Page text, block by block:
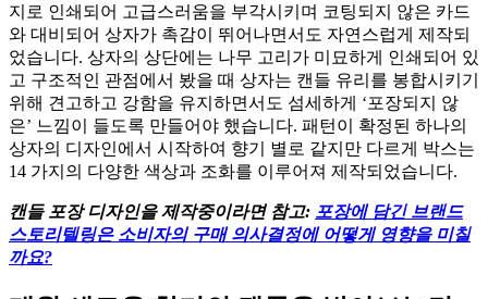
지로 인쇄되어 고급스러움을 부각시키며 코팅되지 않은 카드
와 대비되어 상자가 촉감이 뛰어나면서도 자연스럽게 제작되
었습니다. 상자의 상단에는 나무 고리가 미묘하게 인쇄되어 있
고 구조적인 관점에서 봤을 때 상자는 캔들 유리를 봉합시키기
위해 견고하고 강함을 유지하면서도 섬세하게 ‘포장되지 않
은’ 느낌이 들도록 만들어야 했습니다. 패턴이 확정된 하나의
상자의 디자인에서 시작하여 향기 별로 같지만 다르게 박스는
14 가지의 다양한 색상과 조화를 이루어져 제작되었습니다.
캔들 포장 디자인을 제작중이라면 참고: 포장에 담긴 브랜드
스토리텔링은 소비자의 구매 의사결정에 어떻게 영향을 미칠
까요?